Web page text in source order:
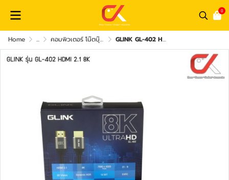
0
Home ... คอมพิวเตอร์ โน๊ตบุ๊ค และ อุปกรณ์คอม GLINK GL-402 HDMI Cable 2.1 สาย TV HDMI 8K เวอร์ชั่น 2.1 เชื่อมต่อสัญญาณภาพและเสียง ยาว 2เมตร, 3เมตร, 5เมตร